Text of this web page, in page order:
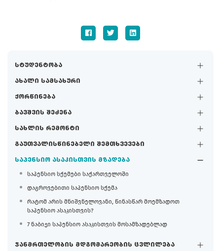
სტუდენტობა
ახალი სამსახური
ქორწინება
ბავშვის შეძენა
სახლის რემონტი
გაუთვალისწინებელი შემთხვევები
საპენსიო ასაკისთვის მზადება
საპენსიო სქემები საქართველოში
დაგროვებითი საპენსიო სქემა
რატომ არის მნიშვნელოვანი, წინასწარ მოემზადოთ
საპენსიო ასაკისთვის?
7 ნაბიჯი საპენსიო ასაკისთვის მოსამზადებლად
ჯანმრთელობის მდგომარეობის ცვლილება